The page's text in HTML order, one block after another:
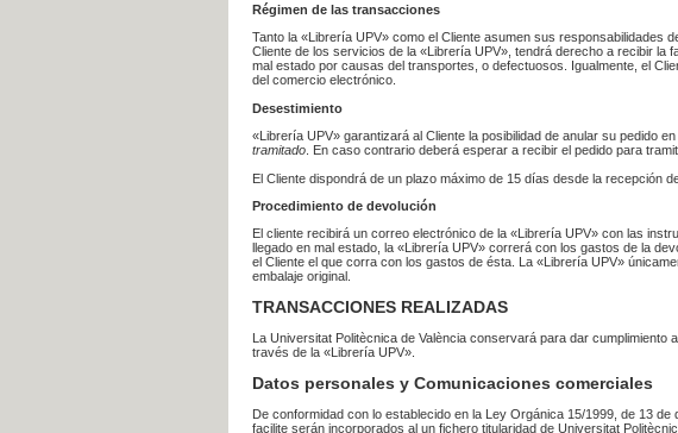
Régimen de las transacciones
Tanto la «Librería UPV» como el Cliente asumen sus responsabilidades
Cliente de los servicios de la «Librería UPV», tendrá derecho a recibir
mal estado por causas del transportes, o defectuosos. Igualmente, el
del comercio electrónico.
Desestimiento
«Librería UPV» garantizará al Cliente la posibilidad de anular su pedido
tramitado . En caso contrario deberá esperar a recibir el pedido para
El Cliente dispondrá de un plazo máximo de 15 días desde la recepción
Procedimiento de devolución
El cliente recibirá un correo electrónico de la «Librería UPV» con las
llegado en mal estado, la «Librería UPV» correrá con los gastos de la
el Cliente el que corra con los gastos de ésta. La «Librería UPV»
embalaje original.
TRANSACCIONES REALIZADAS
La Universitat Politècnica de València conservará para dar
través de la «Librería UPV».
Datos personales y Comunicaciones comerciales
De conformidad con lo establecido en la Ley Orgánica 15/1999, de 13
facilite serán incorporados al un fichero titularidad de Universitat